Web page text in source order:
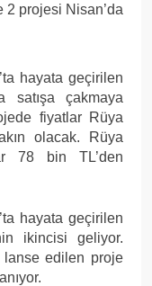
2 projesi Nisan’da
hayata geçirilen
satışa çakmaya
fiyatlar Rüya
olacak. Rüya
78 bin TL’den
hayata geçirilen
ikincisi geliyor.
edilen proje